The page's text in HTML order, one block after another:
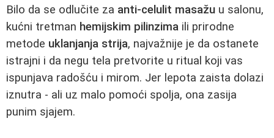
Bilo da se odlučite za anti-celulit masažu u salonu,
kućni tretman hemijskim pilinzima ili prirodne
metode uklanjanja strija, najvažnije je da ostanete
istrajni i da negu tela pretvorite u ritual koji vas
ispunjava radošću i mirom. Jer lepota zaista dolazi
iznutra - ali uz malo pomoći spolja, ona zasija
punim sjajem.